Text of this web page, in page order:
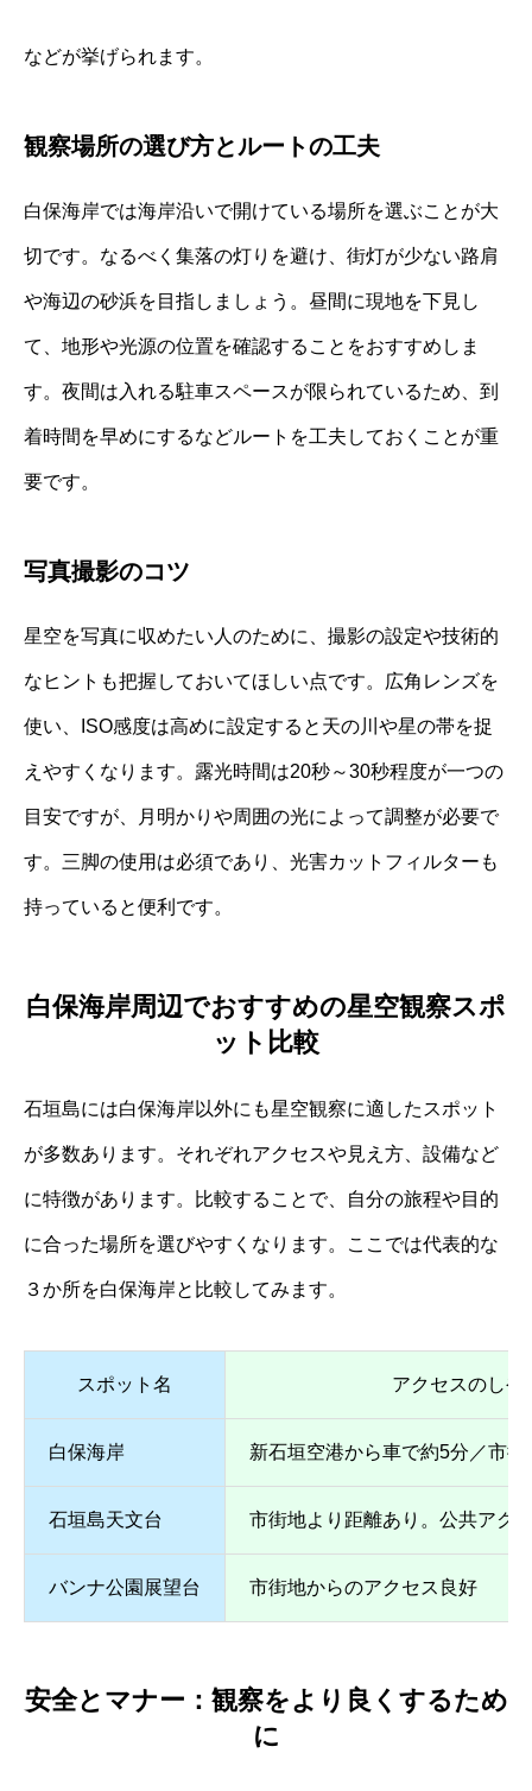
などが挙げられます。
観察場所の選び方とルートの工夫
白保海岸では海岸沿いで開けている場所を選ぶことが大
切です。なるべく集落の灯りを避け、街灯が少ない路肩
や海辺の砂浜を目指しましょう。昼間に現地を下見し
て、地形や光源の位置を確認することをおすすめしま
す。夜間は入れる駐車スペースが限られているため、到
着時間を早めにするなどルートを工夫しておくことが重
要です。
写真撮影のコツ
星空を写真に収めたい人のために、撮影の設定や技術的
なヒントも把握しておいてほしい点です。広角レンズを
使い、ISO感度は高めに設定すると天の川や星の帯を捉
えやすくなります。露光時間は20秒～30秒程度が一つの
目安ですが、月明かりや周囲の光によって調整が必要で
す。三脚の使用は必須であり、光害カットフィルターも
持っていると便利です。
白保海岸周辺でおすすめの星空観察スポ
ット比較
石垣島には白保海岸以外にも星空観察に適したスポット
が多数あります。それぞれアクセスや見え方、設備など
に特徴があります。比較することで、自分の旅程や目的
に合った場所を選びやすくなります。ここでは代表的な
３か所を白保海岸と比較してみます。
スポット名 アクセスのしや
白保海岸 新石垣空港から車で約5分／市
石垣島天文台 市街地より距離あり。公共アク
バンナ公園展望台 市街地からのアクセス良好
安全とマナー：観察をより良くするため
に